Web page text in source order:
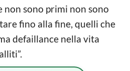
non sono primi non sono
fino alla fine, quelli che
defaillance nella vita